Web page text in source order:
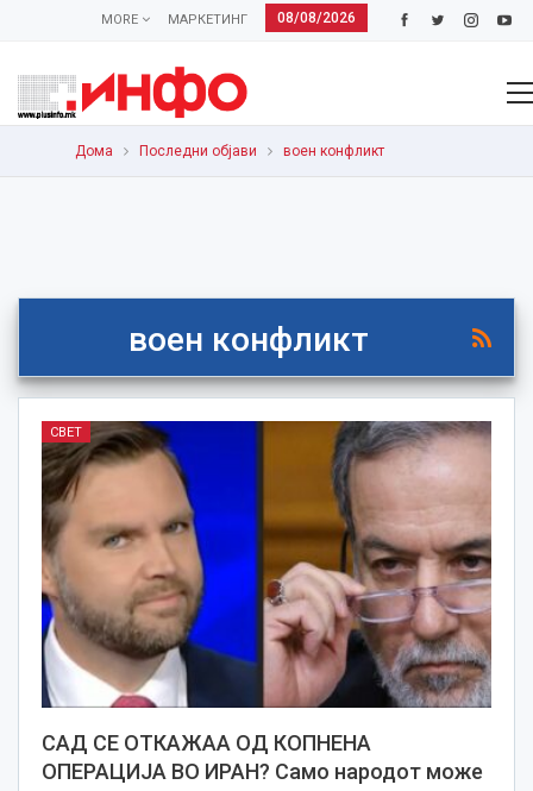
08/08/2026
МАРКЕТИНГ
MORE
Дома Последни објави воен конфликт
воен конфликт
СВЕТ
САД СЕ ОТКАЖАА ОД КОПНЕНА
ОПЕРАЦИЈА ВО ИРАН? Само народот може